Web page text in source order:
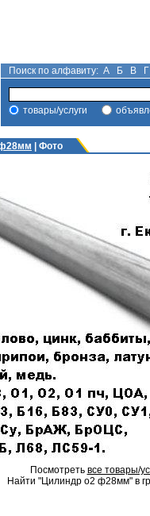
Поиск по алфавиту: А Б В Г
товары/услуги
| Фото
Посмотреть все товары/
Найти "Цилиндр о2 ф28мм" в